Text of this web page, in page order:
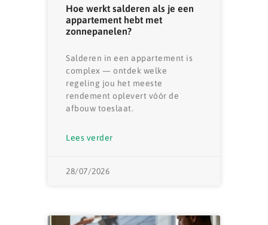
Hoe werkt salderen als je een
appartement hebt met
zonnepanelen?
Salderen in een appartement is
complex — ontdek welke
regeling jou het meeste
rendement oplevert vóór de
afbouw toeslaat.
Lees verder
28/07/2026